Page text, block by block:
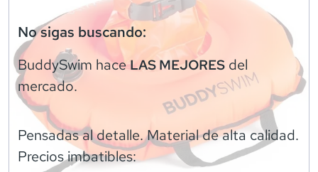
No sigas buscando:
BuddySwim haceLAS MEJORES del
mercado.
Pensadas al detalle. Material de alta calidad.
Precios imbatibles: